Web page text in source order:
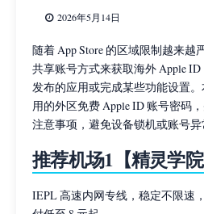
2026年5月14日
随着 App Store 的区域限制越来越
共享账号方式来获取海外 Apple
发布的应用或完成某些功能设置
用的外区免费 Apple ID 账号密码
注意事项，避免设备锁机或账号异
推荐机场1【精灵学院
IEPL 高速内网专线，稳定不限速